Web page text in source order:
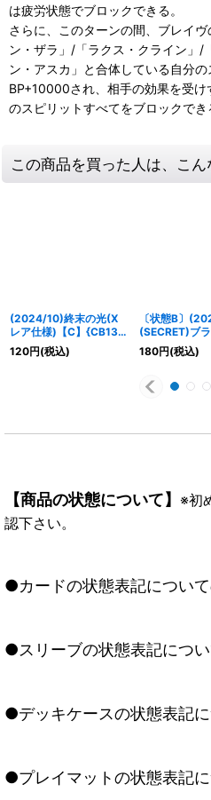
は疲労状態でブロックできる。
さらに、このターンの間、ブレイ
ン・ザラ」/「ラクス・クライン」/
ン・アスカ」と合体している自分の
BP+10000され、相手の効果を受
のスピリットすべてをブロックでき
この商品を買った人は、こ
(2024/10)終末の光(X
レア仕様)【C】{CB13-
077}《白》
120円(税込)
〔状態B〕
(SECRET)ブ
トスコード カ
SEC】
180円(税込)
【商品の状態について】 ※初
認下さい。
●カードの状態表記につい
●スリーブの状態表記につ
●デッキケースの状態表記
●プレイマットの状態表記